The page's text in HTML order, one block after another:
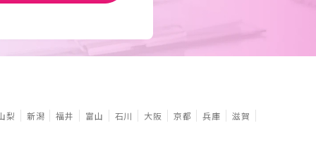
梨 新潟 福井 富山 石川 大阪 京都 兵庫 滋賀